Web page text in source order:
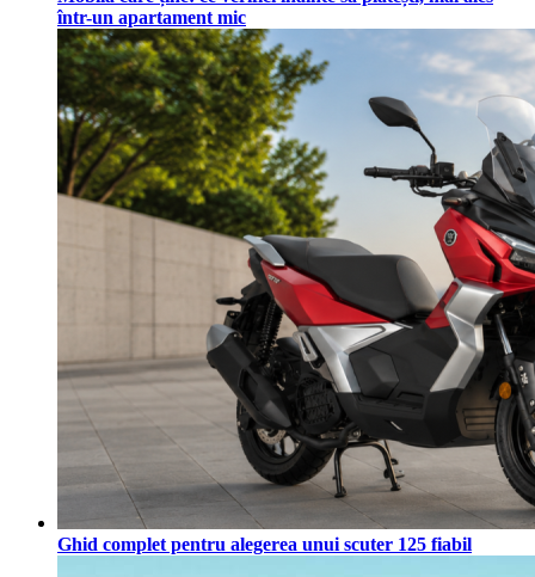
într-un apartament mic
Ghid complet pentru alegerea unui scuter 125 fiabil